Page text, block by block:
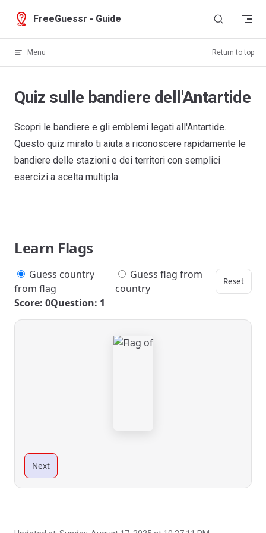
Skip to content
FreeGuessr - Guide
Menu Return to top
Quiz sulle bandiere dell'Antartide
Scopri le bandiere e gli emblemi legati all'Antartide.
Questo quiz mirato ti aiuta a riconoscere rapidamente le
bandiere delle stazioni e dei territori con semplici
esercizi a scelta multipla.
Learn Flags
Guess country
from flag
Guess flag from
country
Reset
Score: 0Question: 1
Next